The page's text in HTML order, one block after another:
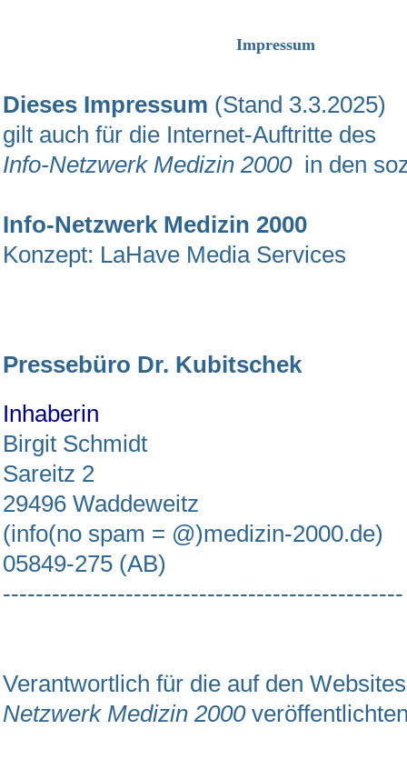
Impressum
Dieses Impressum (Stand 3.3.2025)
gilt auch für die Internet-Auftritte des
Info-Netzwerk Medizin 2000in den
Info-Netzwerk Medizin 2000
Konzept: LaHave Media Services
Pressebüro Dr. Kubitschek
Inhaberin
Birgit Schmidt
Sareitz 2
29496 Waddeweitz
(info(no spam = @)medizin-2000.de)
05849-275 (AB)
-------------------------------------------------
Verantwortlich für die auf den
Netzwerk Medizin 2000